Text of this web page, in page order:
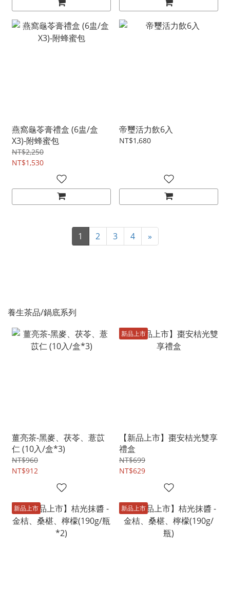
燕窩龜苓膏禮盒 (6盅/盒
X3)-附蜂蜜包
NT$2,250
NT$1,530
帝璽活力飲6入
NT$1,680
1 2 3 4 »
養生茶品/鍋底系列
薑亮茶-黑麥、茯苓、薏苡
仁 (10入/盒*3)
NT$960
NT$912
新品上市
【新品上市】棗安桔光雙享
禮盒
NT$699
NT$629
新品上市 新品上市